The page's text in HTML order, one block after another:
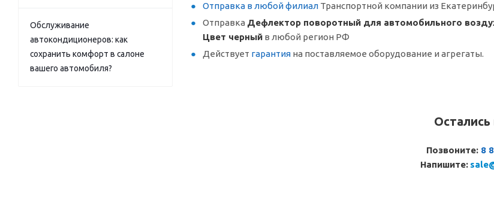
Отправка в любой филиал Транспортной компании из
Отправка Дефлектор поворотный для автомобильного
Цвет черный в любой регион РФ
Действует гарантия на поставляемое оборудование и агрегаты.
Позвоните: 8
Напишите:
Обслуживание
автокондиционеров: как
сохранить комфорт в салоне
вашего автомобиля?